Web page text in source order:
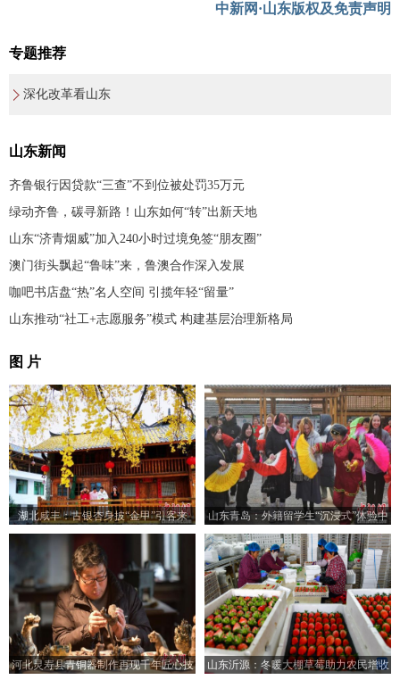
中新网·山东版权及免责声明
专题推荐
深化改革看山东
山东新闻
齐鲁银行因贷款“三查”不到位被处罚35万元
绿动齐鲁，碳寻新路！山东如何“转”出新天地
山东“济青烟威”加入240小时过境免签“朋友圈”
澳门街头飘起“鲁味”来，鲁澳合作深入发展
咖吧书店盘“热”名人空间 引揽年轻“留量”
山东推动“社工+志愿服务”模式 构建基层治理新格局
图 片
湖北咸丰：古银杏身披“金甲”引客来
山东青岛：外籍留学生“沉浸式”体验中
国乡村之美
河北灵寿县青铜器制作再现千年匠心技
山东沂源：冬暖大棚草莓助力农民增收